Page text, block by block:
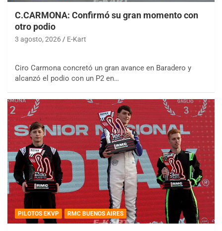
C.CARMONA: Confirmó su gran momento con
otro podio
3 agosto, 2026 E-Kart
Ciro Carmona concretó un gran avance en Baradero y
alcanzó el podio con un P2 en…
PILOTOS EKVP RMC BUENOS AIRES